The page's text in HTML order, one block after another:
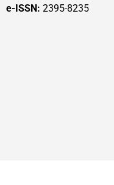
e-ISSN: 2395-8235